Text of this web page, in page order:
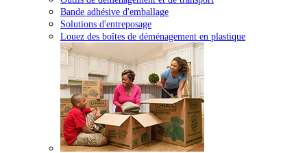
Bande adhésive d'emballage
Solutions d'entreposage
Louez des boîtes de déménagement en plastique